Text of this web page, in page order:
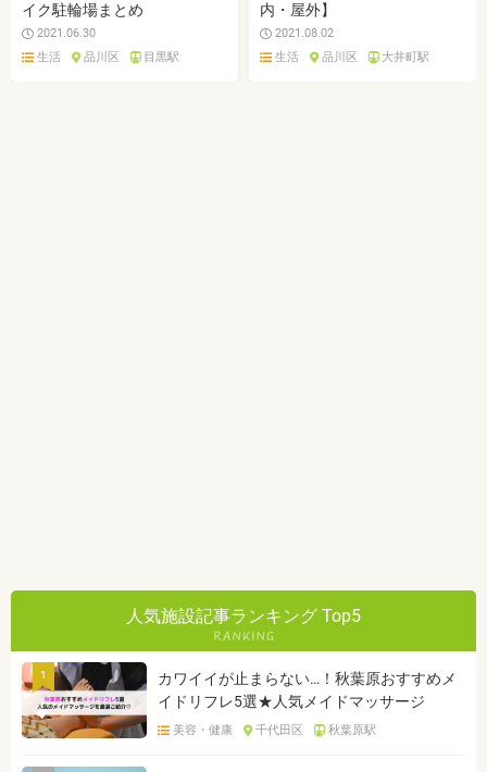
イク駐輪場まとめ
2021.06.30
生活
品川区 目黒駅
内・屋外】
2021.08.02
生活
品川区 大井町駅
人気施設記事ランキング Top5
1
カワイイが止まらない…！秋葉原おすすめメ
イドリフレ5選★人気メイドマッサージ
美容・健康 千代田区 秋葉原駅